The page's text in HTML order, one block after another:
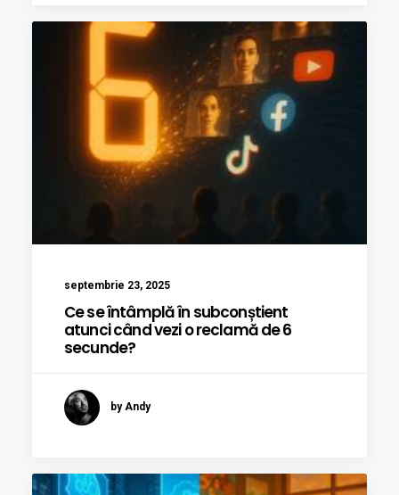
septembrie 23, 2025
Ce se întâmplă în subconștient
atunci când vezi o reclamă de 6
secunde?
by Andy